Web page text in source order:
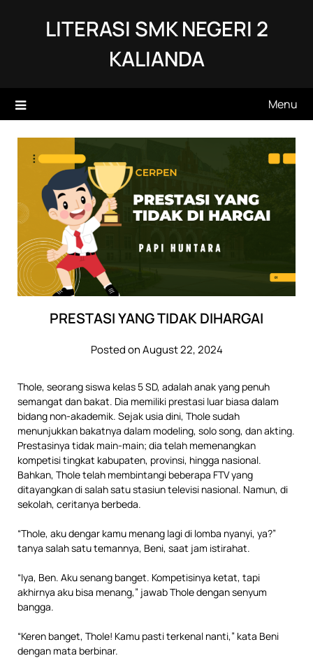
LITERASI SMK NEGERI 2
KALIANDA
Menu
PRESTASI YANG TIDAK DIHARGAI
Posted on August 22, 2024
Thole, seorang siswa kelas 5 SD, adalah anak yang penuh
semangat dan bakat. Dia memiliki prestasi luar biasa dalam
bidang non-akademik. Sejak usia dini, Thole sudah
menunjukkan bakatnya dalam modeling, solo song, dan akting.
Prestasinya tidak main-main; dia telah memenangkan
kompetisi tingkat kabupaten, provinsi, hingga nasional.
Bahkan, Thole telah membintangi beberapa FTV yang
ditayangkan di salah satu stasiun televisi nasional. Namun, di
sekolah, ceritanya berbeda.
“Thole, aku dengar kamu menang lagi di lomba nyanyi, ya?”
tanya salah satu temannya, Beni, saat jam istirahat.
“Iya, Ben. Aku senang banget. Kompetisinya ketat, tapi
akhirnya aku bisa menang,” jawab Thole dengan senyum
bangga.
“Keren banget, Thole! Kamu pasti terkenal nanti,” kata Beni
dengan mata berbinar.